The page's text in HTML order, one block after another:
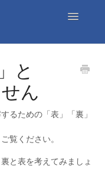
Toggle
と
ん
るための「表」「裏」
覧ください。
と表を考えてみましょ